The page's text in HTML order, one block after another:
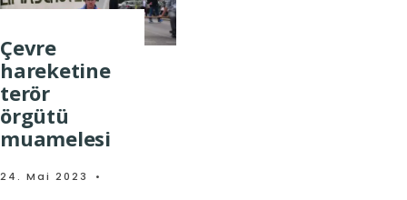
Çevre
hareketine
terör
örgütü
muamelesi
24. Mai 2023 •